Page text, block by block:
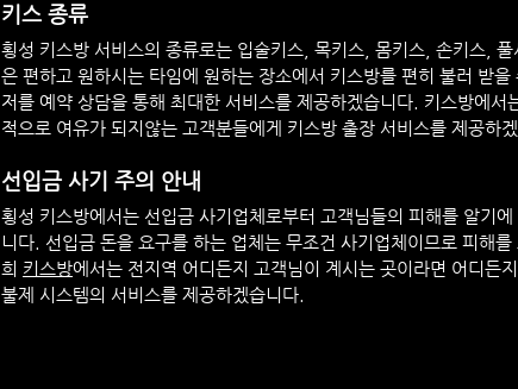
키스 종류
횡성 키스방 서비스의 종류로는 입술키스, 목키스, 몸키스, 손키스,
은 편하고 원하시는 타임에 원하는 장소에서 키스방를 편히 불러 받
저를 예약 상담을 통해 최대한 서비스를 제공하겠습니다. 키스방에
적으로 여유가 되지않는 고객분들에게 키스방 출장 서비스를 제공하
선입금 사기 주의 안내
횡성 키스방에서는 선입금 사기업체로부터 고객님들의 피해를 알기
니다. 선입금 돈을 요구를 하는 업체는 무조건 사기업체이므로 피해
희 키스방에서는 전지역 어디든지 고객님이 계시는 곳이라면 어디든
불제 시스템의 서비스를 제공하겠습니다.